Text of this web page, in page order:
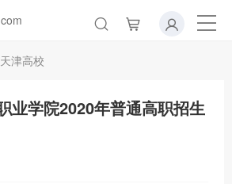
天津高校
业学院2020年普通高职招生